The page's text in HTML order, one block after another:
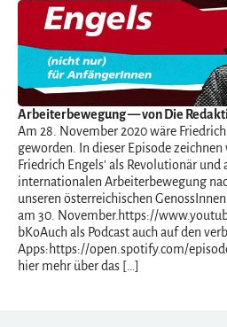
Arbeiterbewegung— von Die
Am 28. November 2020 wäre
geworden. In dieser Episode
Friedrich Engels' als Revolutionär
internationalen Arbeiterbewegung
unseren österreichischen
am 30. November.https://
bKoAuch als Podcast auch auf den
Apps:https://open.spotify.com/
hier mehr über das […]